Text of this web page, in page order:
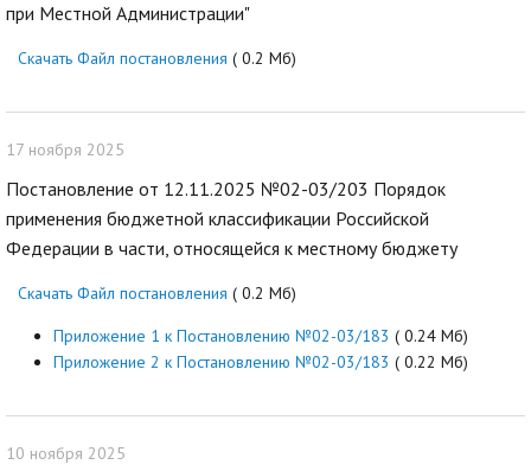
при Местной Администрации"
Скачать Файл постановления ( 0.2 Мб)
17 ноября 2025
Постановление от 12.11.2025 №02-03/203 Порядок
применения бюджетной классификации Российской
Федерации в части, относящейся к местному бюджету
Скачать Файл постановления ( 0.2 Мб)
Приложение 1 к Постановлению №02-03/183 ( 0.24 Мб)
Приложение 2 к Постановлению №02-03/183 ( 0.22 Мб)
10 ноября 2025